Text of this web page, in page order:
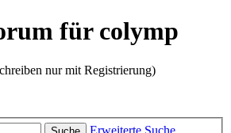
für colymp
nur mit Registrierung)